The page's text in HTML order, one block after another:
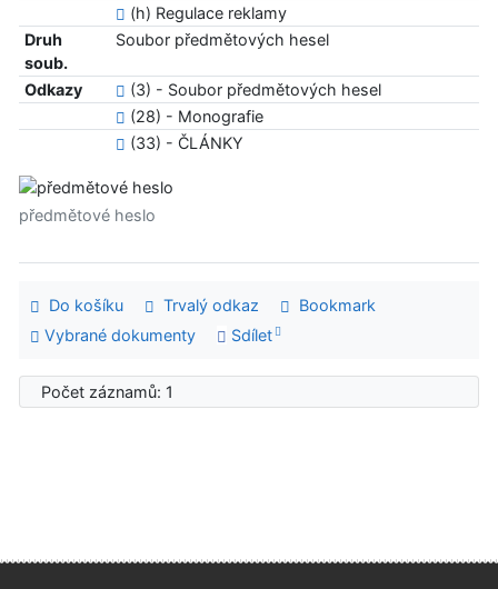
(h) Regulace reklamy
Druh
soub.
Soubor předmětových hesel
Odkazy
(3) - Soubor předmětových hesel
(28) - Monografie
(33) - ČLÁNKY
předmětové heslo
Do košíku Trvalý odkaz
Bookmark
Vybrané dokumenty
Sdílet
Počet záznamů: 1